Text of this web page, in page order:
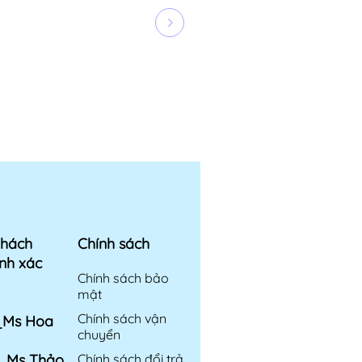
xác
Hoa
Chính sách
Chính sách bảo
mật
Chính sách vận
chuyển
Chính sách đổi trả